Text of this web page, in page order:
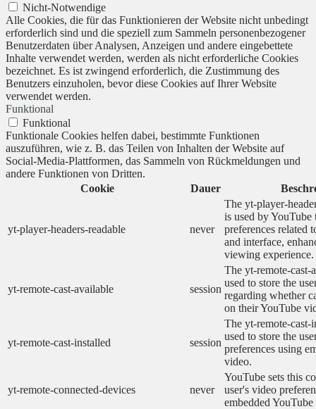
Nicht-Notwendige
Alle Cookies, die für das Funktionieren der Website nicht unbedingt
erforderlich sind und die speziell zum Sammeln personenbezogener
Benutzerdaten über Analysen, Anzeigen und andere eingebettete
Inhalte verwendet werden, werden als nicht erforderliche Cookies
bezeichnet. Es ist zwingend erforderlich, die Zustimmung des
Benutzers einzuholen, bevor diese Cookies auf Ihrer Website
verwendet werden.
Funktional
Funktional
Funktionale Cookies helfen dabei, bestimmte Funktionen
auszuführen, wie z. B. das Teilen von Inhalten der Website auf
Social-Media-Plattformen, das Sammeln von Rückmeldungen und
andere Funktionen von Dritten.
Cookie
Dauer
yt-player-headers-readable never
The yt-player-
is used by YouTube
preferences related
and interface,
viewing experience.
yt-remote-cast-available session
The yt-remote-cast-
used to store the
regarding whether
on their YouTube
yt-remote-cast-installed session
The yt-remote-cast-
used to store the
preferences using
video.
yt-remote-connected-devices never
YouTube sets this
user's video
embedded